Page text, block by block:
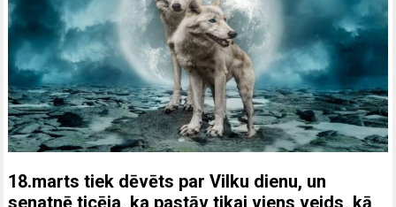
18.marts tiek dēvēts par Vilku dienu, un